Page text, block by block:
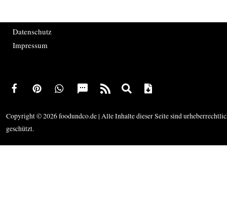
Datenschutz
Impressum
Copyright © 2026 foodundco.de | Alle Inhalte dieser Seite sind
geschützt.